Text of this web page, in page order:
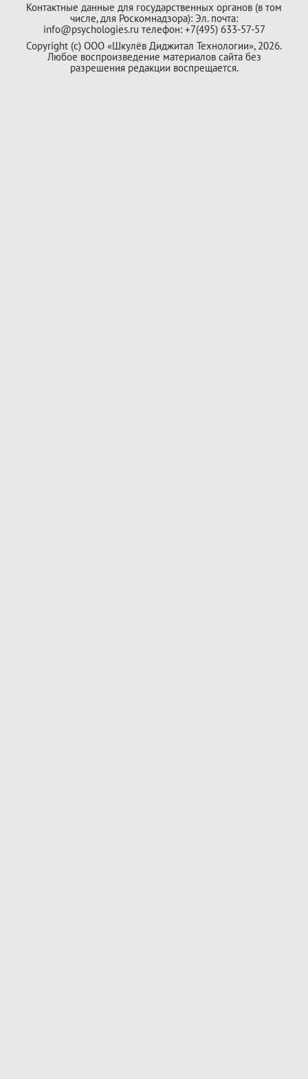
Контактные данные для государственных органов (в том
числе, для Роскомнадзора): Эл. почта:
info@psychologies.ru телефон: +7(495) 633-57-57
Copyright (с) ООО «Шкулёв Диджитал Технологии», 2026.
Любое воспроизведение материалов сайта без
разрешения редакции воспрещается.